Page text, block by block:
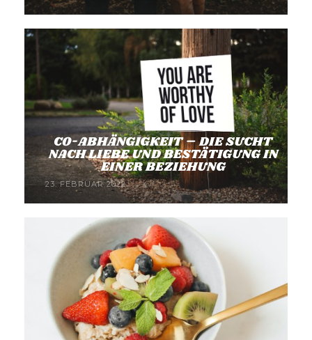
CO-ABHÄNGIGKEIT – DIE SUCHT
NACH LIEBE UND BESTÄTIGUNG IN
EINER BEZIEHUNG
23. FEBRUAR 2022